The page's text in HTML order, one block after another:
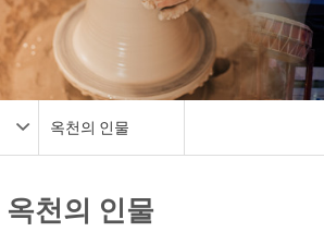
옥천의 인물
옥천의 인물